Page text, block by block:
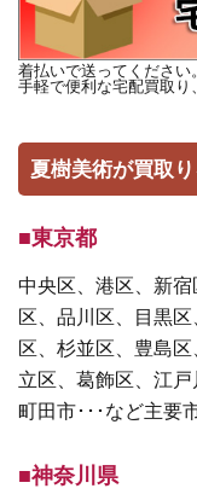
着払いで送ってください。
手軽で便利な宅配買取り
夏樹美術が買取
■東京都
中央区、港区、新
区、品川区、目黒
区、杉並区、豊島
立区、葛飾区、江戸
町田市･･･など主要
■神奈川県